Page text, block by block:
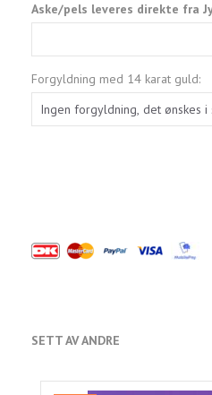
Aske/pels leveres direkte fra
Forgyldning med 14 karat guld:
SETT AV ANDRE